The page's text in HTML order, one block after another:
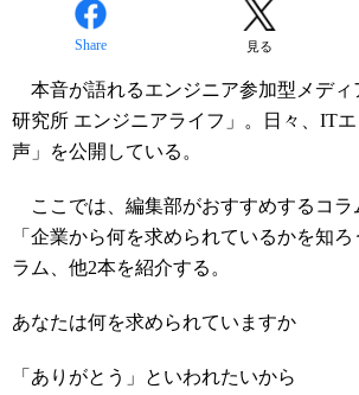
Share 見る
本音が語れるエンジニア参加型メディ
研究所 エンジニアライフ」。日々、IT
声」を公開している。
ここでは、編集部がおすすめするコラ
「企業から何を求められているかを知
ラム、他2本を紹介する。
あなたは何を求められていますか
「ありがとう」といわれたいから